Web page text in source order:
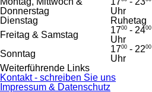
Donnerstag
Uhr
Dienstag
Ruhetag
Freitag & Samstag
1700 - 2400
Uhr
Sonntag
1700 - 2200
Uhr
Weiterführende Links
Kontakt - schreiben Sie uns
Impressum & Datenschutz